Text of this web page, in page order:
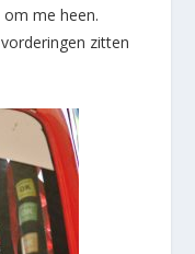
me heen.
zitten